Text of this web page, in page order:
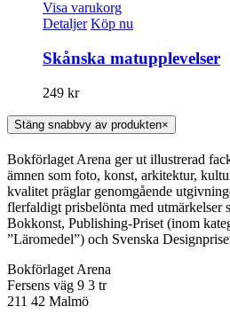
Visa varukorg
Detaljer Köp nu
Skånska matupplevelser
249 kr
Stäng snabbvy av produkten×
Bokförlaget Arena ger ut illustrerad
ämnen som foto, konst, arkitektur,
kvalitet präglar genomgående
flerfaldigt prisbelönta med utmärkelser
Bokkonst, Publishing-Priset (inom
”Läromedel”) och Svenska
Bokförlaget Arena
Fersens väg 9 3 tr
211 42 Malmö